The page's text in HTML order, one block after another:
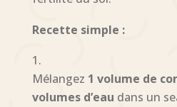
Recette simple :
Mélangez 1 volume de
volumes d’eau dans un